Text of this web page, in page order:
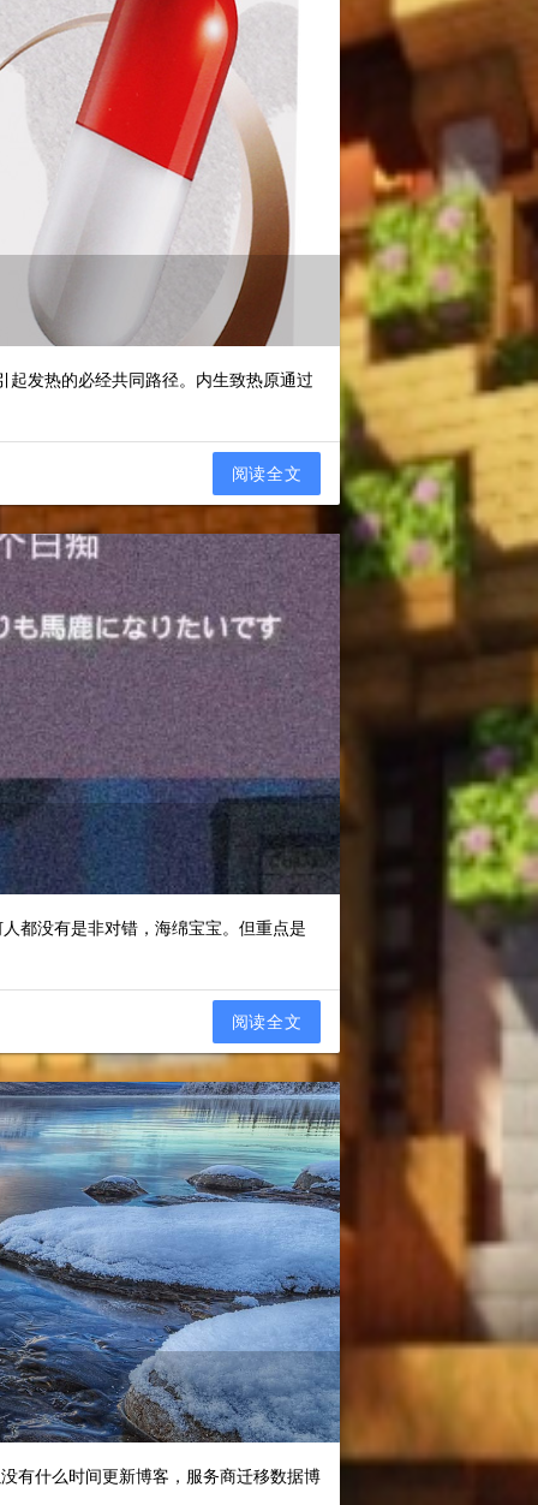
发热的必经共同路径。内生致热原通过
阅读全文
都没有是非对错，海绵宝宝。但重点是
阅读全文
有什么时间更新博客，服务商迁移数据博